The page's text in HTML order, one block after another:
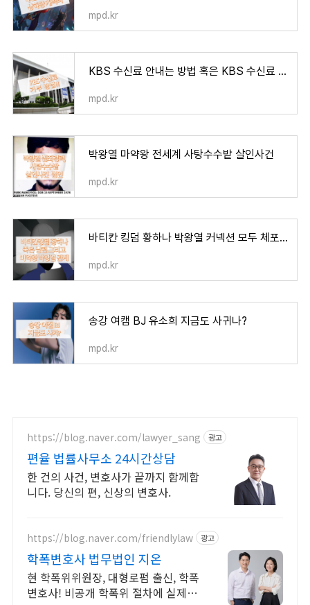
mpd.kr
KBS 수신료 안내는 방법 혹은 KBS 수신료 거부 방법
mpd.kr
박왕열 마약왕 전세계 사탕수수밭 살인사건
mpd.kr
바티칸 킹덤 황하나 박왕열 커넥션 모두 체포 황하나 남편 오세용 죽음의 원인 밝혀지나
mpd.kr
송강 여캠 BJ 유소희 지금도 사귀나?
mpd.kr
https://blog.naver.com/lawyer_sang 광고
편율 법률사무소 24시간상담
한 건의 사건, 변호사가 끝까지 함께합
니다. 당신의 편, 신상의 변호사.
https://blog.naver.com/friendlylaw 광고
학폭변호사 법무법인 지온
현 학폭위위원장, 대형로펌 출신, 학폭
변호사! 비공개 학폭위 절차에 실제적